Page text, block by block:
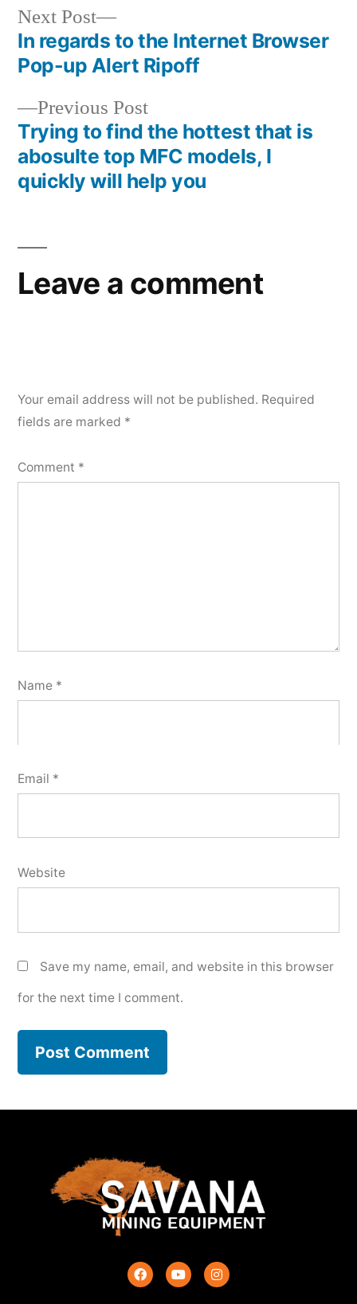
Previous Post
Trying to find the hottest that is
abosulte top MFC models, I
quickly will help you
Next Post
In regards to the Internet Browser
Pop-up Alert Ripoff
Leave a comment
Your email address will not be published. Required
fields are marked *
Comment *
Name *
Email *
Website
Save my name, email, and website in this browser
for the next time I comment.